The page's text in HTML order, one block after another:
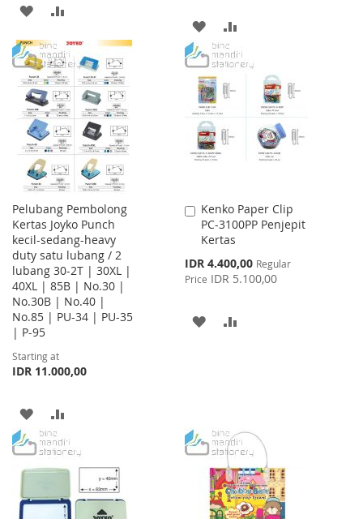
ADD
TO
WISH
LIST
COMPARE
ADD
TO
WISH
LIST
TO
COMPARE
Pelubang Pembolong
Kertas Joyko Punch
kecil-sedang-heavy
duty satu lubang / 2
lubang 30-2T | 30XL |
40XL | 85B | No.30 |
No.30B | No.40 |
No.85 | PU-34 | PU-35
| P-95
Starting at
IDR 11.000,00
ADD
TO
WISH
LIST
TO
COMPARE
Kenko Paper Clip
PC-3100PP Penjepit
Kertas
Special
Price
IDR 4.400,00 Regular
Price IDR 5.100,00
Add
to
Cart
ADD